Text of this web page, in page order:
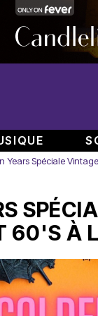
Years Spéciale
À